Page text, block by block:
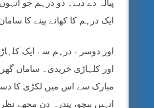
پیالہ دے دیے۔ دو درہم جو
ایک درہم کا کھانے پینے کا
اور دوسرے درہم سے ایک
اور کلہاڑی خریدی۔ سامان
مبارک سے اس میں لکڑی کا دستہ
انہیں بیچو، پندرہ دن مجھے